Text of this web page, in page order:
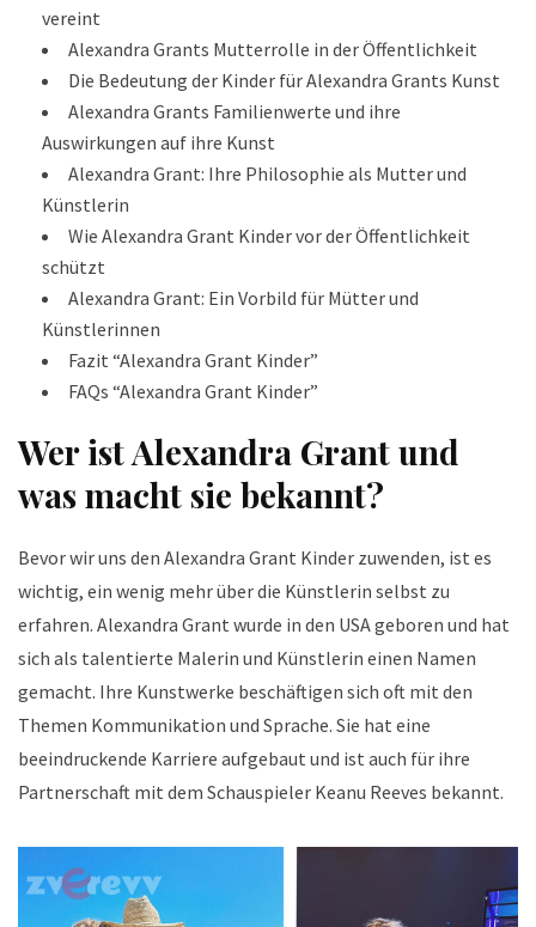
vereint
Alexandra Grants Mutterrolle in der Öffentlichkeit
Die Bedeutung der Kinder für Alexandra Grants Kunst
Alexandra Grants Familienwerte und ihre
Auswirkungen auf ihre Kunst
Alexandra Grant: Ihre Philosophie als Mutter und
Künstlerin
Wie Alexandra Grant Kinder vor der Öffentlichkeit
schützt
Alexandra Grant: Ein Vorbild für Mütter und
Künstlerinnen
Fazit “Alexandra Grant Kinder”
FAQs “Alexandra Grant Kinder”
Wer ist Alexandra Grant und
was macht sie bekannt?
Bevor wir uns den Alexandra Grant Kinder zuwenden, ist es
wichtig, ein wenig mehr über die Künstlerin selbst zu
erfahren. Alexandra Grant wurde in den USA geboren und hat
sich als talentierte Malerin und Künstlerin einen Namen
gemacht. Ihre Kunstwerke beschäftigen sich oft mit den
Themen Kommunikation und Sprache. Sie hat eine
beeindruckende Karriere aufgebaut und ist auch für ihre
Partnerschaft mit dem Schauspieler Keanu Reeves bekannt.